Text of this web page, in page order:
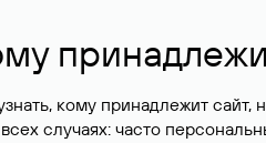
кому принадлежит
случаях: часто